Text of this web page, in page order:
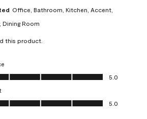
Office, Bathroom, Kitchen, Accent,
Dining Room
this product.
5.0 out of 5
5.0
5.0 out of 5
5.0